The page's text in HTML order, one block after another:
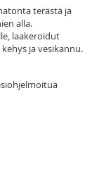
terästä ja
alla.
laakeroidut
ja vesikannu.